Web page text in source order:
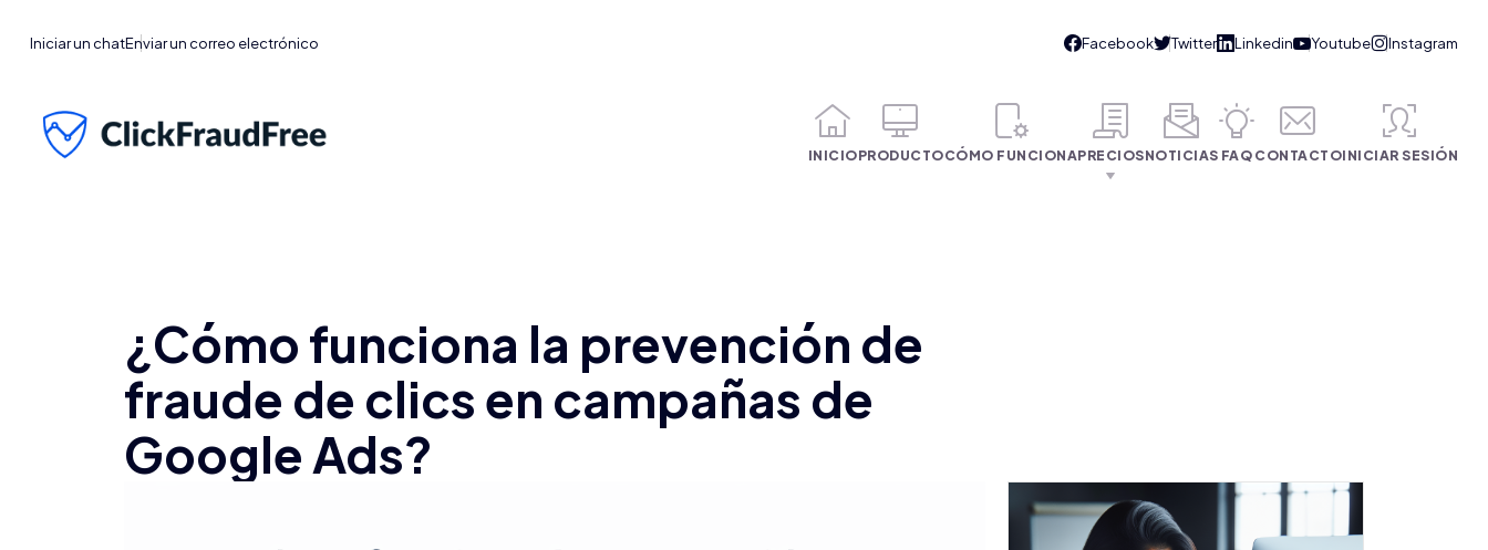
Iniciar un chatEnviar un correo electrónico
INICIOPRODUCTOCÓMO FUNCIONAPRECIOSNOTICIAS FAQ CONTACTOINICIAR SESIÓN
¿Cómo funciona la prevención de
fraude de clics en campañas de
Google Ads?